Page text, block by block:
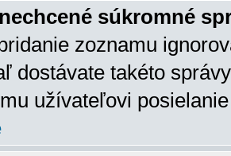
súkromné
zoznamu
dostávate takéto
užívateľovi